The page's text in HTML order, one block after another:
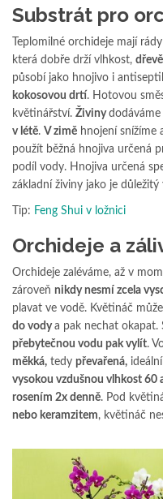
Substrát pro
Teplomilné orchideje mají
která dobře drží vlhkost,
působí jako hnojivo i
kokosovou drtí. Hotovou
květinářství. Živinydodáváme
v létě. V zimě hnojení snížíme
použít běžná hnojiva určená
podíl vody. Hnojiva určená
základní živiny jako je důležitý
Tip: Feng Shui v ložnici
Orchideje a
Orchideje zaléváme, až v
zároveň nikdy nesmí zcela
plavat ve vodě. Květináč
do vodya pak nechat okapat.
přebytečnou vodu pak vylít.
měkká, tedy převařená,
vysokou vzdušnou vlhkost 60
rosením 2x denně. Pod
nebo keramzitem, květináč